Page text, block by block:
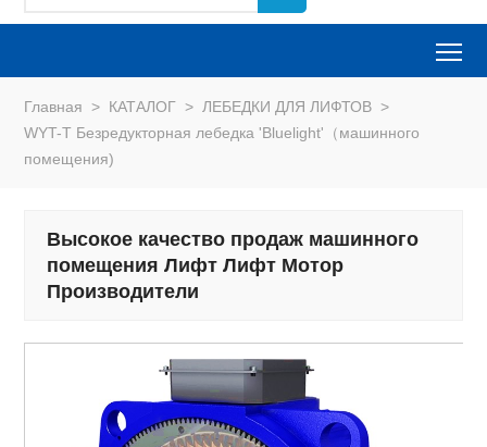
Главная > КАТАЛОГ > ЛЕБЕДКИ ДЛЯ ЛИФТОВ >
WYT-T Безредукторная лебедка 'Bluelight'（машинного
помещения)
Высокое качество продаж машинного
помещения Лифт Лифт Мотор
Производители